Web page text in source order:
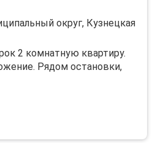
округ, Кузнецкая
2 комнатную квартиру.
Рядом остановки,